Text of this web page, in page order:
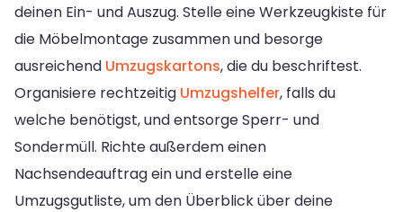
deinen Ein- und Auszug. Stelle eine Werkzeugkiste für
die Möbelmontage zusammen und besorge
ausreichend Umzugskartons, die du beschriftest.
Organisiere rechtzeitig Umzugshelfer, falls du
welche benötigst, und entsorge Sperr- und
Sondermüll. Richte außerdem einen
Nachsendeauftrag ein und erstelle eine
Umzugsgutliste, um den Überblick über deine